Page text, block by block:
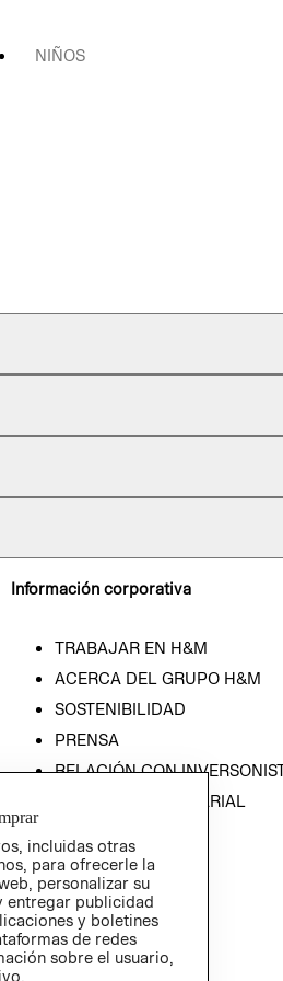
NIÑOS
Información corporativa
TRABAJAR EN H&M
ACERCA DEL GRUPO H&M
SOSTENIBILIDAD
PRENSA
RELACIÓN CON
POLÍTICA EMPRESARIAL
incluidas otras
para ofrecerle la
personalizar su
entregar publicidad
y boletines
de redes
sobre el usuario,